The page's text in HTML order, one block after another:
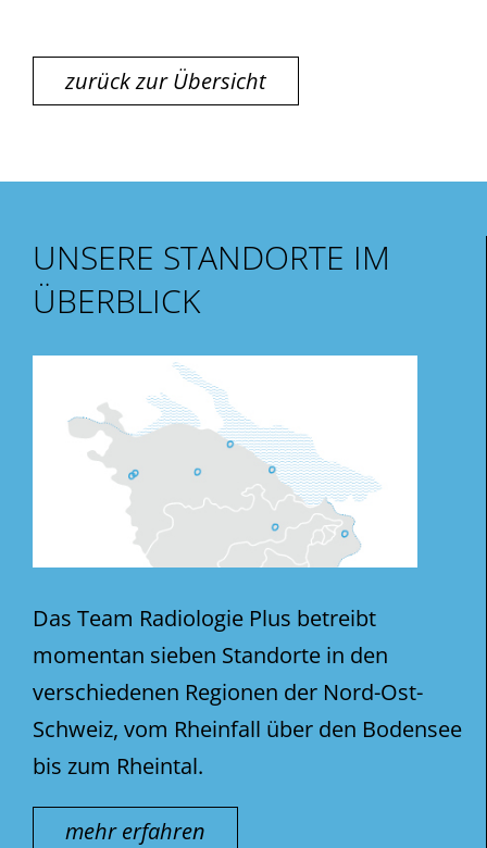
zurück zur Übersicht
UNSERE STANDORTE IM
ÜBERBLICK
Das Team Radiologie Plus betreibt
momentan sieben Standorte in den
verschiedenen Regionen der Nord-Ost-
Schweiz, vom Rheinfall über den Bodensee
bis zum Rheintal.
mehr erfahren